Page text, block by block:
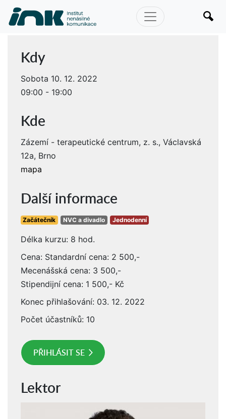
Kdy
Sobota 10. 12. 2022
09:00 - 19:00
Kde
Zázemí - terapeutické centrum, z. s., Václavská
12a, Brno
mapa
Další informace
Začátečník NVC a divadlo Jednodenní
Délka kurzu: 8 hod.
Cena: Standardní cena: 2 500,-
Mecenášská cena: 3 500,-
Stipendijní cena: 1 500,- Kč
Konec přihlašování: 03. 12. 2022
Počet účastníků: 10
PŘIHLÁSIT SE
Lektor